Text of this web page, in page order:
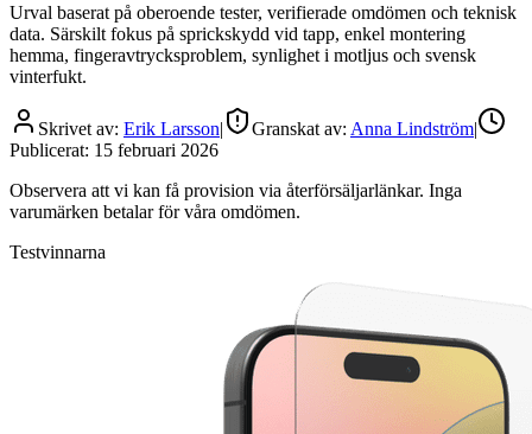
Urval baserat på oberoende tester, verifierade omdömen och teknisk
data. Särskilt fokus på sprickskydd vid tapp, enkel montering
hemma, fingeravtrycksproblem, synlighet i motljus och svensk
vinterfukt.
Skrivet av: Erik Larsson| Granskat av: Anna Lindström|
Publicerat: 15 februari 2026
Observera att vi kan få provision via återförsäljarlänkar. Inga
varumärken betalar för våra omdömen.
Testvinnarna